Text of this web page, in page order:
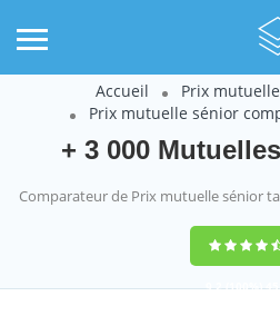
Accueil
Prix
Prix mutuelle sénior
+ 3 000
Comparateur de Prix mutuelle sénior
9,2(100%)